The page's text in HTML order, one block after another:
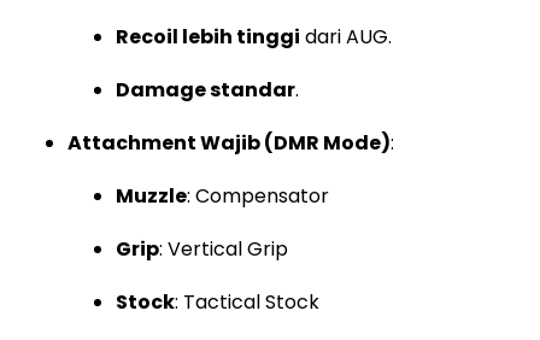
Recoil lebih tinggi dari AUG.
Damage standar.
Attachment Wajib (DMR Mode):
Muzzle: Compensator
Grip: Vertical Grip
Stock: Tactical Stock